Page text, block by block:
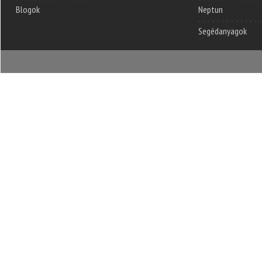
Blogok
Neptun
Segédanyagok